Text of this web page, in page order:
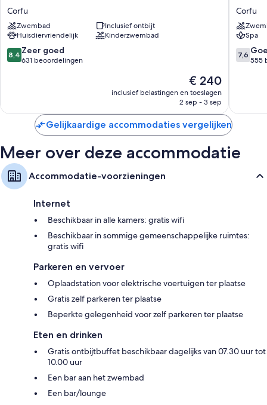
Corfu
Palace
Corfu
Corfu
Zwembad
Inclusief ontbijt
Huisdiervriendelijk
Kinderzwembad
8.4
van
beoordelingen
8,4 Zeer goed
631 beoordelingen
De
prijs
is
€ 240
inclusief belastingen en toeslagen
2 sep - 3 sep
Holiday
Palace
Hotel
Corfu
Corfu
Spa
7.6
van
7,6
555
Gelijkaardige accommodaties vergelijken
Meer over deze accommodatie
Accommodatie-voorzieningen
Internet
Beschikbaar in alle kamers: gratis wifi
Beschikbaar in sommige gemeenschappelijke ruimtes:
gratis wifi
Parkeren en vervoer
Oplaadstation voor elektrische voertuigen ter plaatse
Gratis zelf parkeren ter plaatse
Beperkte gelegenheid voor zelf parkeren ter plaatse
Eten en drinken
Gratis ontbijtbuffet beschikbaar dagelijks van 07.30 uur tot
10.00 uur
Een bar aan het zwembad
Een bar/lounge